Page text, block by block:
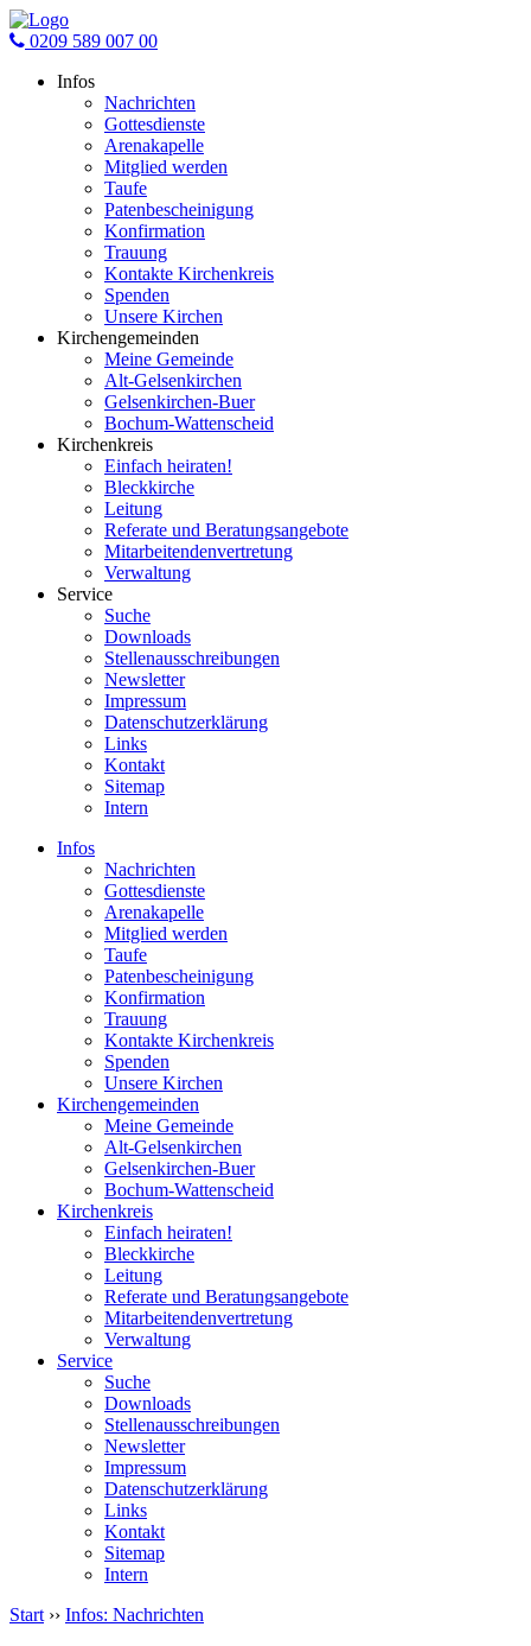
0209 589 007 00
Infos
Nachrichten
Gottesdienste
Arenakapelle
Mitglied werden
Taufe
Patenbescheinigung
Konfirmation
Trauung
Kontakte Kirchenkreis
Spenden
Unsere Kirchen
Kirchengemeinden
Meine Gemeinde
Alt-Gelsenkirchen
Gelsenkirchen-Buer
Bochum-Wattenscheid
Kirchenkreis
Einfach heiraten!
Bleckkirche
Leitung
Referate und Beratungsangebote
Mitarbeitendenvertretung
Verwaltung
Service
Suche
Downloads
Stellenausschreibungen
Newsletter
Impressum
Datenschutzerklärung
Links
Kontakt
Sitemap
Intern
Infos
Nachrichten
Gottesdienste
Arenakapelle
Mitglied werden
Taufe
Patenbescheinigung
Konfirmation
Trauung
Kontakte Kirchenkreis
Spenden
Unsere Kirchen
Kirchengemeinden
Meine Gemeinde
Alt-Gelsenkirchen
Gelsenkirchen-Buer
Bochum-Wattenscheid
Kirchenkreis
Einfach heiraten!
Bleckkirche
Leitung
Referate und Beratungsangebote
Mitarbeitendenvertretung
Verwaltung
Service
Suche
Downloads
Stellenausschreibungen
Newsletter
Impressum
Datenschutzerklärung
Links
Kontakt
Sitemap
Intern
Start ›› Infos: Nachrichten